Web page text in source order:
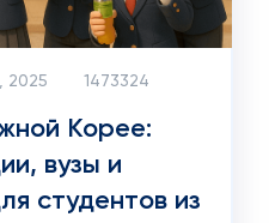
2025 1473324
Корее:
вузы и
студентов из